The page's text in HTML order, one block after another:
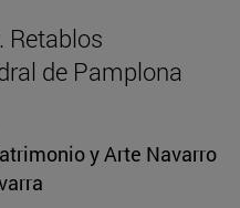
Retablos
de Pamplona
y Arte Navarro